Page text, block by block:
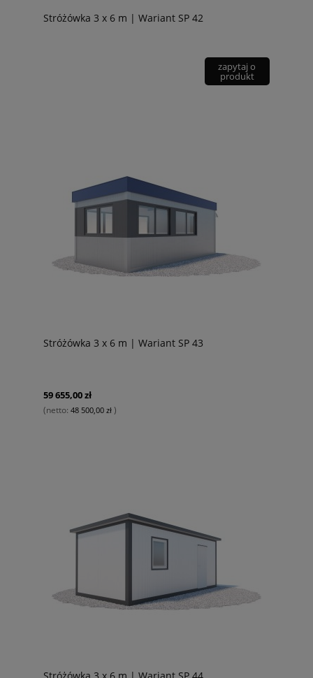
Stróżówka 3 x 6 m | Wariant SP 42
zapytaj o
produkt
Stróżówka 3 x 6 m | Wariant SP 43
59 655,00 zł
(netto: 48 500,00 zł )